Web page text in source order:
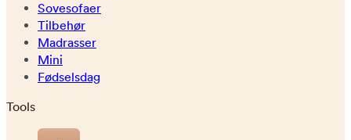
Sovesofaer
Tilbehør
Madrasser
Mini
Fødselsdag
Tools